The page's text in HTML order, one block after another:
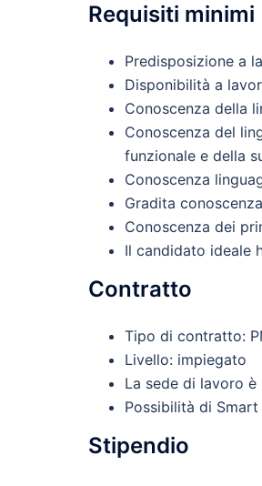
Requisiti minimi
Predisposizione a
Disponibilità a
Conoscenza della
Conoscenza del
funzionale e della
Conoscenza
Gradita
Conoscenza dei
Il candidato ideale
Contratto
Tipo di contratto:
Livello: impiegato
La sede di lavoro è
Possibilità di
Stipendio